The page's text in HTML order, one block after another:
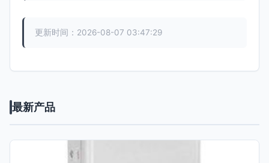
更新时间：2026-08-07 03:47:29
最新产品